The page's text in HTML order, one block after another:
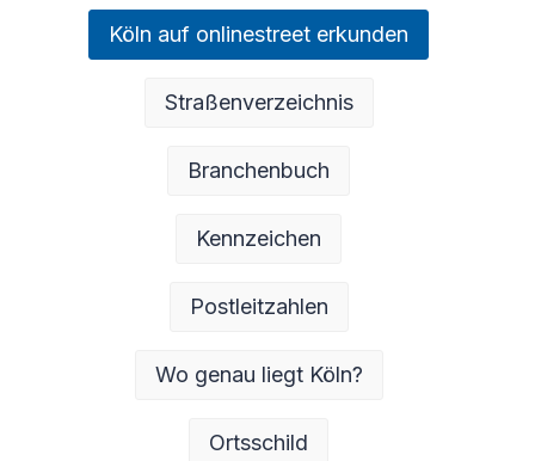
Köln auf onlinestreet erkunden
Straßenverzeichnis
Branchenbuch
Kennzeichen
Postleitzahlen
Wo genau liegt Köln?
Ortsschild